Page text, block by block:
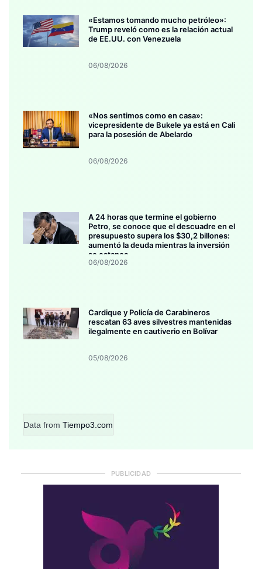
«Estamos tomando mucho petróleo»:
Trump reveló como es la relación actual
de EE.UU. con Venezuela
06/08/2026
«Nos sentimos como en casa»:
vicepresidente de Bukele ya está en Cali
para la posesión de Abelardo
06/08/2026
A 24 horas que termine el gobierno
Petro, se conoce que el descuadre en el
presupuesto supera los $30,2 billones:
aumentó la deuda mientras la inversión
se estanca
06/08/2026
Cardique y Policía de Carabineros
rescatan 63 aves silvestres mantenidas
ilegalmente en cautiverio en Bolívar
05/08/2026
Data from Tiempo3.com
PUBLICIDAD